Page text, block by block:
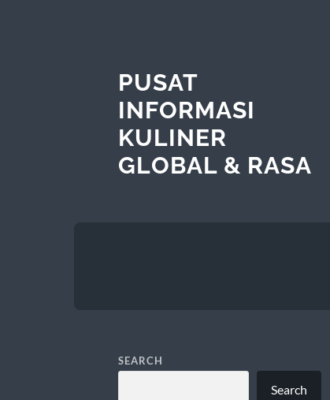
PUSAT
INFORMASI
KULINER
GLOBAL & RASA
SEARCH
Search